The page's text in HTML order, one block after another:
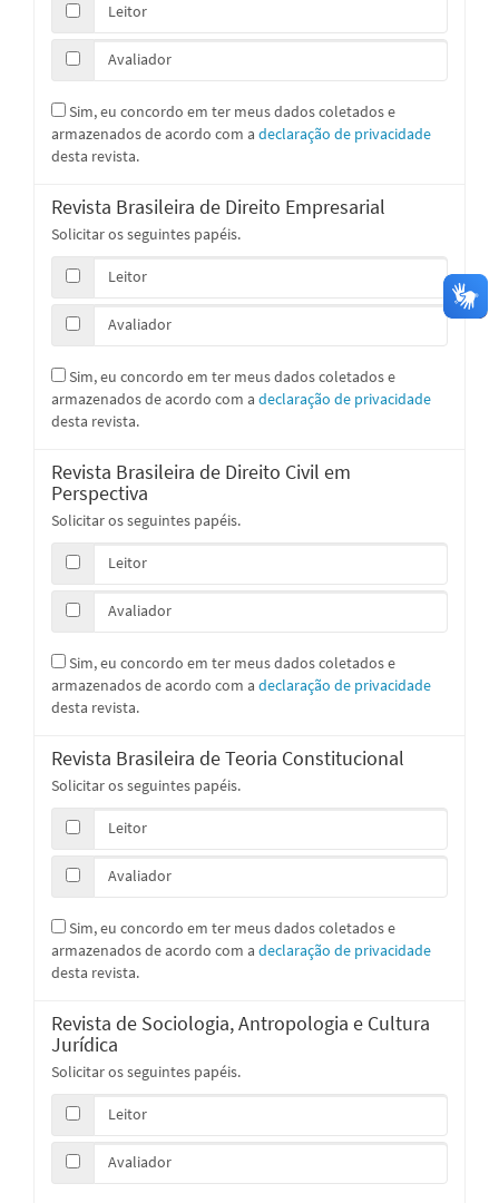
Leitor
Avaliador
armazenados de acordo com a declaração de privacidade
desta revista.
Revista Brasileira de Direito Empresarial
Solicitar os seguintes papéis.
Leitor
Avaliador
armazenados de acordo com a declaração de privacidade
desta revista.
Revista Brasileira de Direito Civil em
Perspectiva
Solicitar os seguintes papéis.
Leitor
Avaliador
armazenados de acordo com a declaração de privacidade
desta revista.
Revista Brasileira de Teoria Constitucional
Solicitar os seguintes papéis.
Leitor
Avaliador
armazenados de acordo com a declaração de privacidade
desta revista.
Revista de Sociologia, Antropologia e Cultura
Jurídica
Solicitar os seguintes papéis.
Leitor
Avaliador